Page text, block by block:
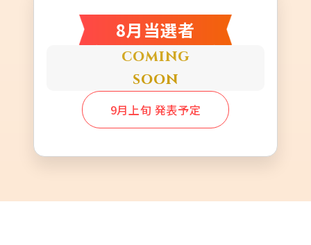
8月当選者
coming
soon
9月上旬 発表予定